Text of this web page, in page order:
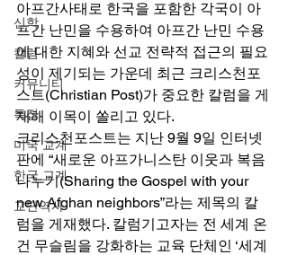
신학
칼럼
커뮤니티
특집
미국 교계
한국 교계
교단역사
아프간사태로 한국을 포함한 각국이 아
프간 난민을 수용하여 아프간 난민 수용
에 대한 지혜와 선교 전략적 접근의 필요
성이 제기되는 가운데 최근 크리스천포
스트(Christian Post)가 중요한 칼럼을 게
재해 이목이 쏠리고 있다.
크리스천포스트는 지난 9월 9일 인터넷
판에 “새로운 아프가니스탄 이웃과 복음
나누기(Sharing the Gospel with your
new Afghan neighbors”라는 제목의 칼
럼을 게재했다. 칼럼기고자는 전 세계 온
건 무슬림을 강화하는 교육 단체인 ‘세계